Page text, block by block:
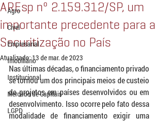
Agro
Cível
Empresarial
Imobiliário
Institucional
Mercado de Capitais
LGPD
AREsp nº 2.159.312/SP, um
importante precedente para a
Securitização no País
Atualizado:13 de mar. de 2023
Nas últimas décadas, o financiamento privado
se tornou um dos principais meios de custeio
de projetos em países desenvolvidos ou em
desenvolvimento. Isso ocorre pelo fato dessa
modalidade de financiamento exigir uma